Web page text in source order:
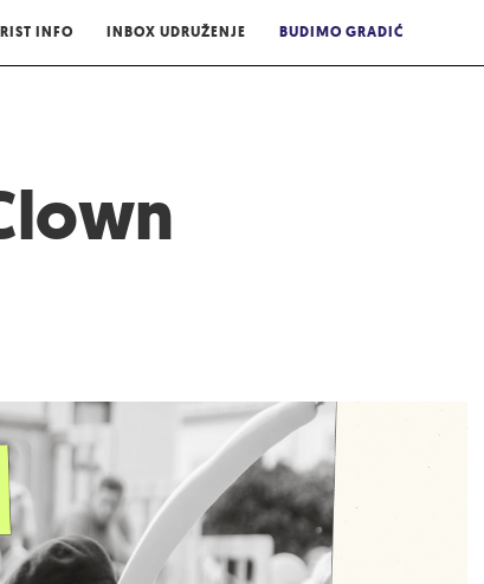
INFO INBOX UDRUŽENJE BUDIMO GRADIĆ